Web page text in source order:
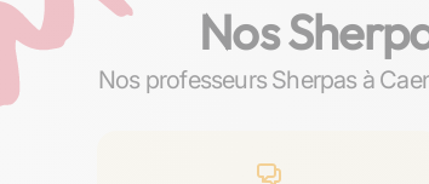
Nos
Nos professeurs Sherpas à